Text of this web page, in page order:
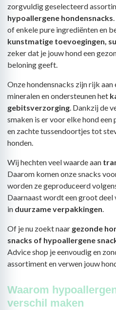
zorgvuldig geselecteerd
hypoallergene hondensnacks
of enkele pure ingrediënten en
kunstmatige toevoegingen,
zeker dat je jouw hond een
beloning geeft.
Onze hondensnacks zijn rijk
mineralen en ondersteunen het
gebitsverzorging. Dankzij de
smaken is er voor elke hond
en zachte tussendoortjes tot
honden.
Wij hechten veel waarde aan
Daarom komen onze snacks
worden ze geproduceerd
Daarnaast wordt een groot
in duurzame verpakkingen.
Of je nu zoekt naar gezonde
snacks of hypoallergene
Advice shop je eenvoudig en
assortiment en verwen jouw
Waarom
verschil maken